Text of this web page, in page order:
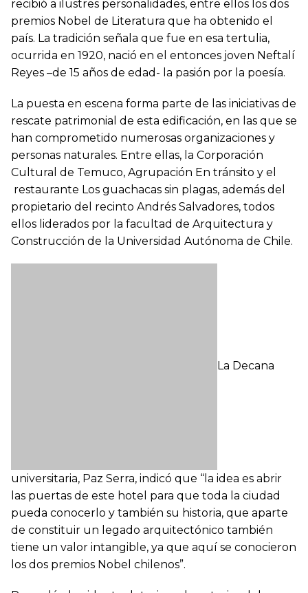
recibió a ilustres personalidades, entre ellos los dos
premios Nobel de Literatura que ha obtenido el
país. La tradición señala que fue en esa tertulia,
ocurrida en 1920, nació en el entonces joven Neftalí
Reyes –de 15 años de edad- la pasión por la poesía.
La puesta en escena forma parte de las iniciativas de
rescate patrimonial de esta edificación, en las que se
han comprometido numerosas organizaciones y
personas naturales. Entre ellas, la Corporación
Cultural de Temuco, Agrupación En tránsito y el
restaurante Los guachacas sin plagas, además del
propietario del recinto Andrés Salvadores, todos
ellos liderados por la facultad de Arquitectura y
Construcción de la Universidad Autónoma de Chile.
La Decana
universitaria, Paz Serra, indicó que “la idea es abrir
las puertas de este hotel para que toda la ciudad
pueda conocerlo y también su historia, que aparte
de constituir un legado arquitectónico también
tiene un valor intangible, ya que aquí se conocieron
los dos premios Nobel chilenos”.